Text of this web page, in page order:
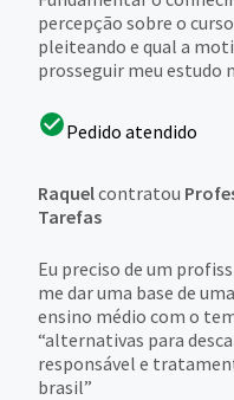
percepção sobre o
pleiteando e qual a
prosseguir meu estudo
Pedido atendido
Raquelcontratou
Tarefas
Eu preciso de um
me dar uma base de
ensino médio com o
“alternativas para
responsável e
brasil”